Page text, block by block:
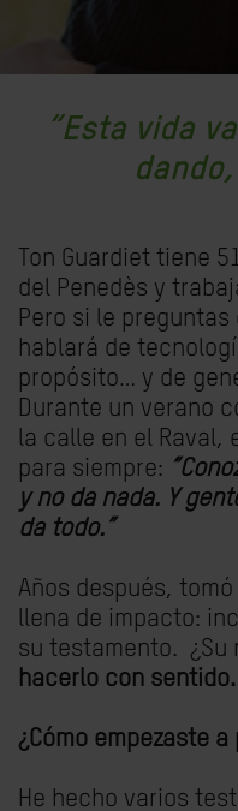
“Esta vida
Ton Guardiet tiene
del Penedès y
Pero si le
hablará de
propósito… y de
Durante un verano
la calle en el Raval,
para siempre:
y no da nada. Y
da todo.”
Años después,
llena de impacto:
su testamento. ¿Su
hacerlo con sentido.
¿Cómo empezaste
He hecho varios